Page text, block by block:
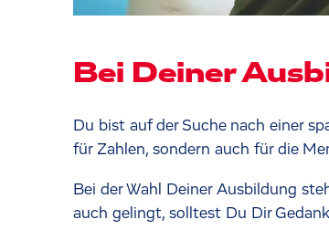
Bei Deiner
Du bist auf der Suche nach einer
für Zahlen, sondern auch für die
Bei der Wahl Deiner Ausbildung
auch gelingt, solltest Du Dir